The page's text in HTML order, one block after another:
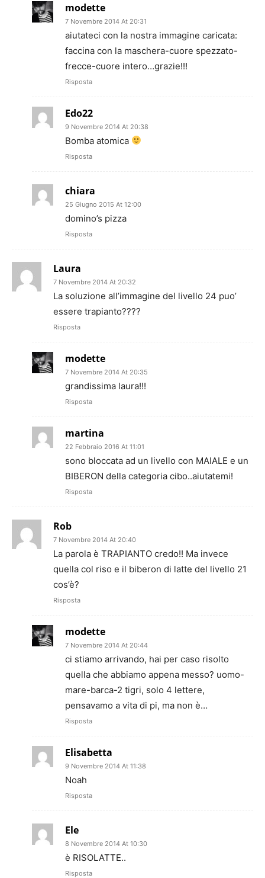
modette
7 Novembre 2014 At 20:31
aiutateci con la nostra immagine caricata:
faccina con la maschera-cuore spezzato-
frecce-cuore intero…grazie!!!
Risposta
Edo22
9 Novembre 2014 At 20:38
Bomba atomica
Risposta
chiara
25 Giugno 2015 At 12:00
domino’s pizza
Risposta
Laura
7 Novembre 2014 At 20:32
La soluzione all’immagine del livello 24 puo’
essere trapianto????
Risposta
modette
7 Novembre 2014 At 20:35
grandissima laura!!!
Risposta
martina
22 Febbraio 2016 At 11:01
sono bloccata ad un livello con MAIALE e un
BIBERON della categoria cibo..aiutatemi!
Risposta
Rob
7 Novembre 2014 At 20:40
La parola è TRAPIANTO credo!! Ma invece
quella col riso e il biberon di latte del livello 21
cos’è?
Risposta
modette
7 Novembre 2014 At 20:44
ci stiamo arrivando, hai per caso risolto
quella che abbiamo appena messo? uomo-
mare-barca-2 tigri, solo 4 lettere,
pensavamo a vita di pi, ma non è…
Risposta
Elisabetta
9 Novembre 2014 At 11:38
Noah
Risposta
Ele
8 Novembre 2014 At 10:30
è RISOLATTE..
Risposta